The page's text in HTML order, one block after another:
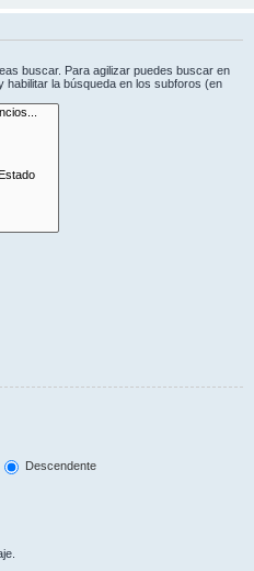
buscar. Para agilizar puedes buscar en
habilitar la búsqueda en los subforos (en
Descendente